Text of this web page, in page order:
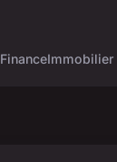
FinanceImmobilier